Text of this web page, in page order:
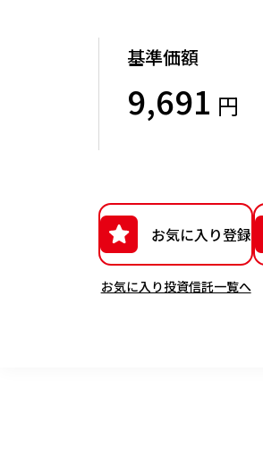
基準価額
9,691 円
お気に入り登録
お気に入り投資信託一覧へ